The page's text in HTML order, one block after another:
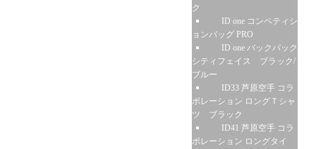
ク
ID one コンペティシ
ョンバッグ PRO
ID one バックパック
シティフェイス ブラック/
ブルー
ID33 芦原空手 コラ
ボレーション ロングＴシャ
ツ ブラック
ID41 芦原空手 コラ
ボレーション ロングタイ